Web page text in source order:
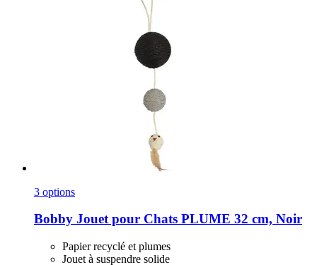
3 options
Bobby Jouet pour Chats PLUME 32 cm, Noir
Papier recyclé et plumes
Jouet à suspendre solide